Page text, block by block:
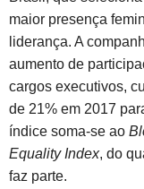
maior presença
liderança. A
aumento de
cargos executivos,
de 21% em 2017
índice soma-se ao
Equality Index, do
faz parte.